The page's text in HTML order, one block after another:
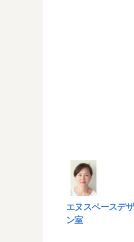
エヌスペースデ
ン室